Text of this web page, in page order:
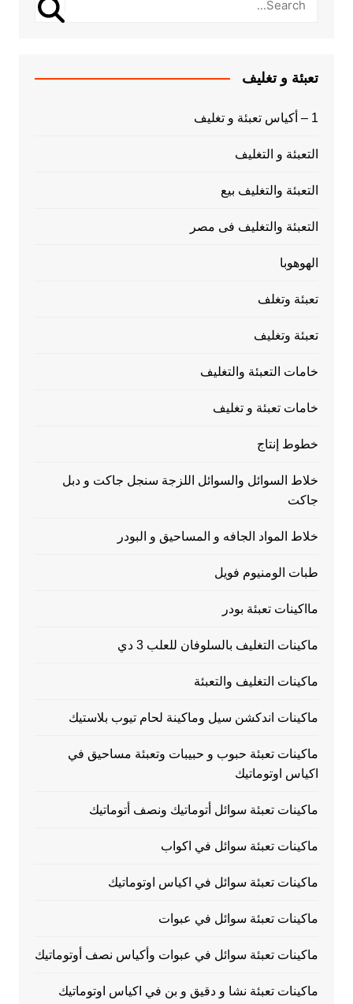
تعبئة و تغليف
1 – أكياس تعبئة و تغليف
التعبئة و التغليف
التعبئة والتغليف بيع
التعبئة والتغليف فى مصر
الهوهوبا
تعبئة وتغلف
تعبئة وتغليف
خامات التعبئة والتغليف
خامات تعبئة و تغليف
خطوط إنتاج
خلاط السوائل والسوائل اللزجة سنجل جاكت و دبل
جاكت
خلاط المواد الجافه و المساحيق و البودر
طبات الومنيوم فويل
مااكينات تعبئة بودر
ماكينات التغليف بالسلوفان للعلب 3 دي
ماكينات التغليف والتعبئة
ماكينات اندكشن سيل وماكينة لحام تيوب بلاستيك
ماكينات تعبئة حبوب و حبيبات وتعبئة مساحيق في
اكياس اوتوماتيك
ماكينات تعبئة سوائل أتوماتيك ونصف أتوماتيك
ماكينات تعبئة سوائل في اكواب
ماكينات تعبئة سوائل في اكياس اوتوماتيك
ماكينات تعبئة سوائل في عبوات
ماكينات تعبئة سوائل في عبوات وأكياس نصف أوتوماتيك
ماكينات تعبئة نشا و دقيق و بن في اكياس اوتوماتيك